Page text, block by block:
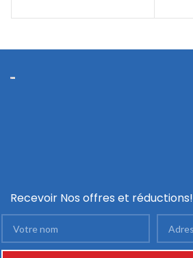
Recevoir Nos offres et réductions!